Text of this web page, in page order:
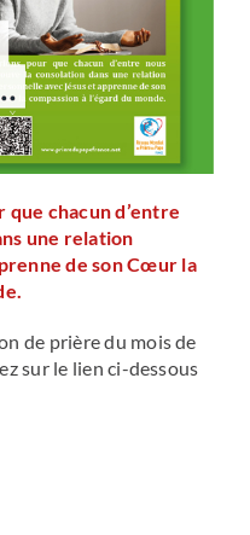
que chacun d’entre
une relation
de son Cœur la
de prière du mois de
sur le lien ci-dessous